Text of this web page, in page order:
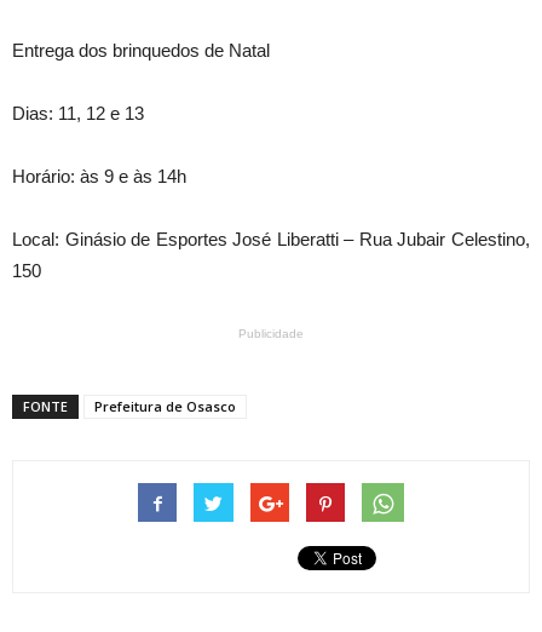
Entrega dos brinquedos de Natal
Dias: 11, 12 e 13
Horário: às 9 e às 14h
Local: Ginásio de Esportes José Liberatti – Rua Jubair Celestino,
150
Publicidade
FONTE Prefeitura de Osasco